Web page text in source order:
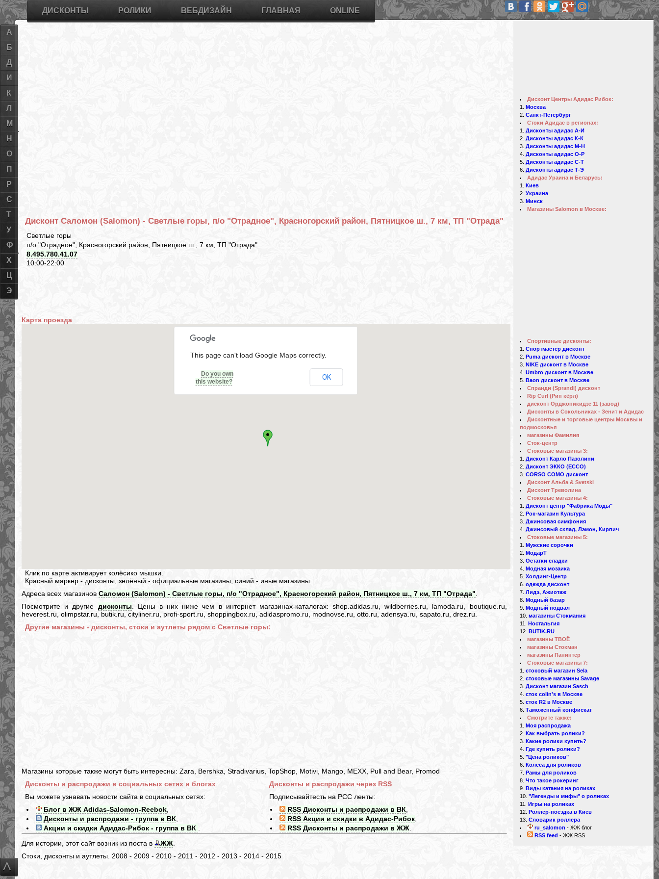
Дисконт Саломон (Salomon) - Светлые горы, п/о "Отрадное", Красногорский район, Пятницкое ш., 7 км, ТП "Отрада"
Светлые горы
п/о "Отрадное", Красногорский район, Пятницкое ш., 7 км, ТП "Отрада"
8.495.780.41.07
10:00-22:00
Карта проезда
This page can't load Google Maps correctly.
Do you own
this website?
OK
Клик по карте активирует колёсико мышки.
Красный маркер - дисконты, зелёный - официальные магазины, синий - иные магазины.
Адреса всех магазиновСаломон (Salomon) - Светлые горы, п/о "Отрадное", Красногорский район, Пятницкое ш., 7 км, ТП "Отрада"
Посмотрите и другие дисконты . Цены в них ниже чем в интернет магазинах-каталогах: shop.adidas.ru, wildberries.ru, lamoda.ru, boutique.ru,
heverest.ru, olimpstar.ru, butik.ru, cityliner.ru, profi-sport.ru, shoppingbox.ru, adidaspromo.ru, modnovse.ru, otto.ru, adensya.ru, sapato.ru, drez.ru.
Другие магазины - дисконты, стоки и аутлеты рядом с Светлые горы:
Магазины которые также могут быть интересны: Zara, Bershka, Stradivarius, TopShop, Motivi, Mango, MEXX, Pull and Bear, Promod
Дисконты и распродажи в социальных сетях и блогах
Вы можете узнавать новости сайта в социальных сетях:
Блог в ЖЖ Adidas-Salomon-Reebok,
Дисконты и распродажи - группа в ВК
Акции и скидки Адидас-Рибок - группа в ВК
Дисконты и распродажи через RSS
Подписывайтесть на РСС ленты:
RSS Дисконты и распродажи в ВК,
RSS Акции и скидки в Адидас-Рибок
RSS Дисконты и распродажи в ЖЖ
Для истории, этот сайт возник из поста в
ЖЖ
Стоки, дисконты и аутлеты. 2008 - 2009 - 2010 - 2011 - 2012 - 2013 - 2014 - 2015
Дисконт Центры Адидас Рибок:
Москва
Санкт-Петербург
Стоки Адидас в регионах:
Дисконты адидас А-И
Дисконты адидас К-К
Дисконты адидас М-Н
Дисконты адидас О-Р
Дисконты адидас С-Т
Дисконты адидас Т-Э
Адидас Ураина и Беларусь:
Киев
Украина
Минск
Магазины Salomon в Москве:
Спортивные дисконты:
Спортмастер дисконт
Puma дисконт в Москве
NIKE дисконт в Москве
Umbro дисконт в Москве
Baon дисконт в Москве
Спранди (Sprandi) дисконт
Rip Curl (Рип кёрл)
дисконт Орджоникидзе 11 (завод)
Дисконты в Сокольниках - Зенит и Адидас
Дисконтные и торговые центры Москвы и
подмосковья
магазины Фамилия
Сток-центр
Стоковые магазины 3:
Дисконт Карло Пазолини
Дисконт ЭККО (ECCO)
CORSO COMO дисконт
Дисконт Альба & Svetski
Дисконт Треволина
Стоковые магазины 4:
Дисконт центр "Фабрика Моды"
Рок-магазин Культура
Джинсовая симфония
Джинсовый склад, Лэмон, Кирпич
Стоковые магазины 5:
Мужские сорочки
МодарТ
Остатки сладки
Модная мозаика
Холдинг-Центр
одежда дисконт
Лидэ, Ажиотаж
Модный базар
Модный подвал
магазины Стокмания
Ностальгия
BUTIK.RU
магазины ТВОЁ
магазины Стокман
магазины Панинтер
Стоковые магазины 7:
стоковый магазин Sela
стоковые магазины Savage
Дисконт магазин Sasch
сток colin's в Москве
сток R2 в Москве
Таможенный конфискат
Смотрите также:
Моя распродажа
Как выбрать ролики?
Какие ролики купить?
Где купить ролики?
"Цена роликов"
Колёса для роликов
Рамы для роликов
Что такое рокеринг
Виды катания на роликах
"Легенды и мифы" о роликах
Игры на роликах
Роллер-поездка в Киев
Словарик роллера
ru_salomon - ЖЖ блог
RSS feed - ЖЖ RSS
ДИСКОНТЫ РОЛИКИ ВЕБДИЗАЙН ГЛАВНАЯ ONLINE
А
Б
Д
И
К
Л
М
Н
О
П
Р
С
Т
У
Ф
Х
Ц
Э